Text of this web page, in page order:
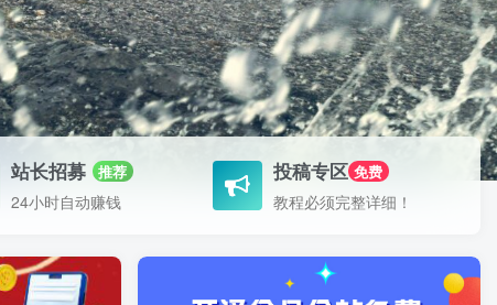
站长招募 推荐
24小时自动赚钱
投稿专区 免费
教程必须完整详细！